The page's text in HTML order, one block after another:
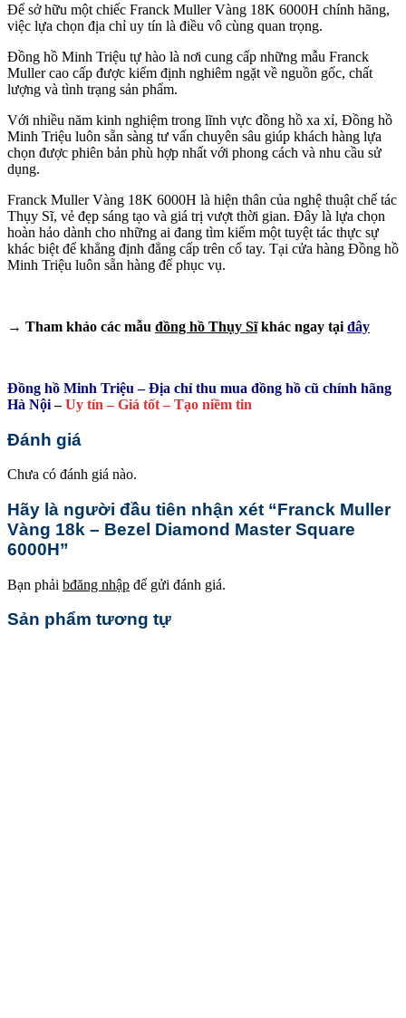
Để sở hữu một chiếc Franck Muller Vàng 18K 6000H chính hãng,
việc lựa chọn địa chỉ uy tín là điều vô cùng quan trọng.
Đồng hồ Minh Triệu tự hào là nơi cung cấp những mẫu Franck
Muller cao cấp được kiểm định nghiêm ngặt về nguồn gốc, chất
lượng và tình trạng sản phẩm.
Với nhiều năm kinh nghiệm trong lĩnh vực đồng hồ xa xỉ, Đồng hồ
Minh Triệu luôn sẵn sàng tư vấn chuyên sâu giúp khách hàng lựa
chọn được phiên bản phù hợp nhất với phong cách và nhu cầu sử
dụng.
Franck Muller Vàng 18K 6000H là hiện thân của nghệ thuật chế tác
Thụy Sĩ, vẻ đẹp sáng tạo và giá trị vượt thời gian. Đây là lựa chọn
hoàn hảo dành cho những ai đang tìm kiếm một tuyệt tác thực sự
khác biệt để khẳng định đẳng cấp trên cổ tay. Tại cửa hàng Đồng hồ
Minh Triệu luôn sẵn hàng để phục vụ.
→ Tham khảo các mẫu đồng hồ Thụy Sĩkhác ngay tại đây
Đồng hồ Minh Triệu – Địa chỉ thu mua đồng hồ cũ chính hãng
Hà Nội–Uy tín – Giá tốt – Tạo niềm tin
Đánh giá
Chưa có đánh giá nào.
Hãy là người đầu tiên nhận xét “Franck Muller
Vàng 18k – Bezel Diamond Master Square
6000H”
Bạn phải bđăng nhập để gửi đánh giá.
Sản phẩm tương tự